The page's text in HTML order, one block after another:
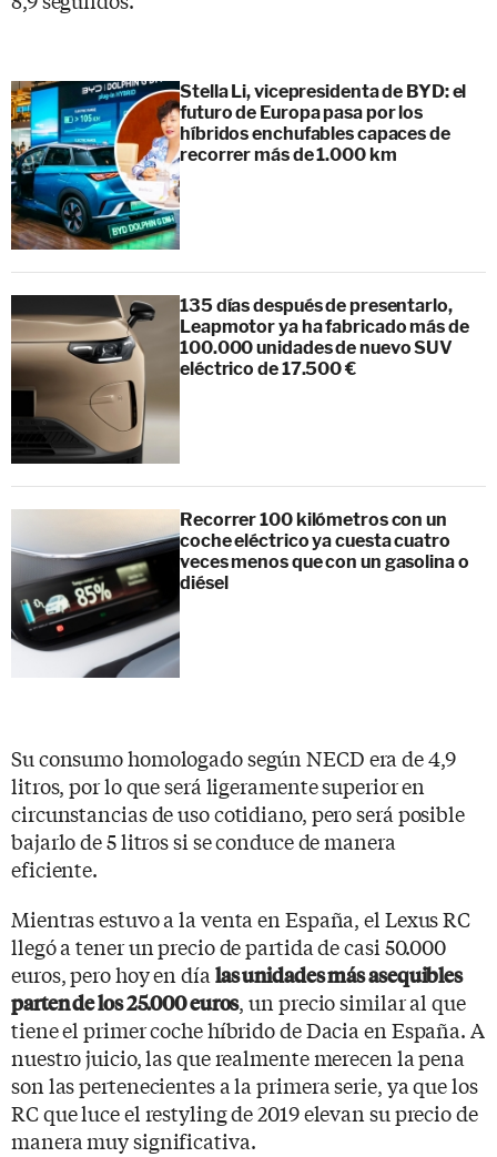
Stella Li, vicepresidenta de BYD: el
futuro de Europa pasa por los
híbridos enchufables capaces de
recorrer más de 1.000 km
135 días después de presentarlo,
Leapmotor ya ha fabricado más de
100.000 unidades de nuevo SUV
eléctrico de 17.500 €
Recorrer 100 kilómetros con un
coche eléctrico ya cuesta cuatro
veces menos que con un gasolina o
diésel
Su consumo homologado según NECD era de 4,9
litros, por lo que será ligeramente superior en
circunstancias de uso cotidiano, pero será posible
bajarlo de 5 litros si se conduce de manera
eficiente.
Mientras estuvo a la venta en España, el Lexus RC
llegó a tener un precio de partida de casi 50.000
euros, pero hoy en día las unidades más asequibles
parten de los 25.000 euros, un precio similar al que
tiene el primer coche híbrido de Dacia en España. A
nuestro juicio, las que realmente merecen la pena
son las pertenecientes a la primera serie, ya que los
RC que luce el restyling de 2019 elevan su precio de
manera muy significativa.